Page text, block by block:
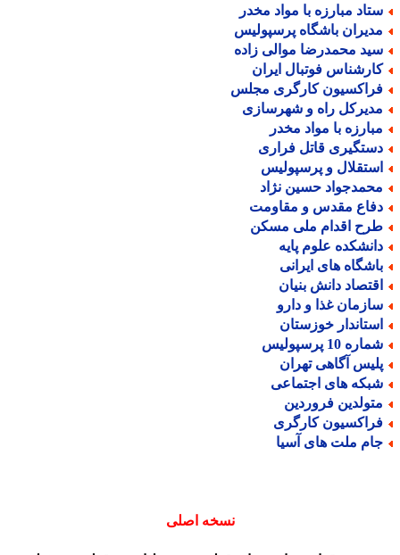
مبارزه با مواد مخدر
باشگاه پرسپولیس
محمدرضا موالی زاده
فوتبال ایران
کارگری مجلس
راه و شهرسازی
با مواد مخدر
قاتل فراری
و پرسپولیس
حسین نژاد
مقدس و مقاومت
اقدام ملی مسکن
علوم پایه
های ایرانی
دانش بنیان
غذا و دارو
خوزستان
10 پرسپولیس
آگاهی تهران
های اجتماعی
فروردین
کارگری
ملت های آسیا
نسخه اصلی